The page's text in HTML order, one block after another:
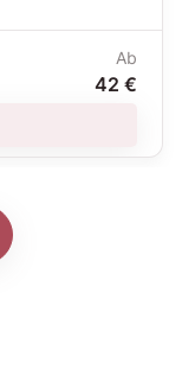
Ab
42 €